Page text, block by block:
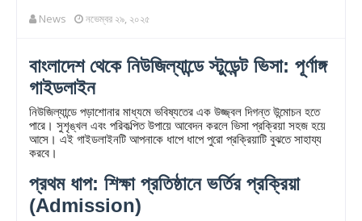
News নভেম্বর ২৯, ২০২৫
বাংলাদেশ থেকে নিউজিল্যান্ডে স্টুডেন্ট ভিসা: পূর্ণাঙ্গ
গাইডলাইন
নিউজিল্যান্ডে পড়াশোনার মাধ্যমে ভবিষ্যতের এক উজ্জ্বল দিগন্ত উন্মোচন হতে
পারে। সুশৃঙ্খল এবং পরিকল্পিত উপায়ে আবেদন করলে ভিসা প্রক্রিয়া সহজ হয়ে
আসে। এই গাইডলাইনটি আপনাকে ধাপে ধাপে পুরো প্রক্রিয়াটি বুঝতে সাহায্য
করবে।
প্রথম ধাপ: শিক্ষা প্রতিষ্ঠানে ভর্তির প্রক্রিয়া
(Admission)